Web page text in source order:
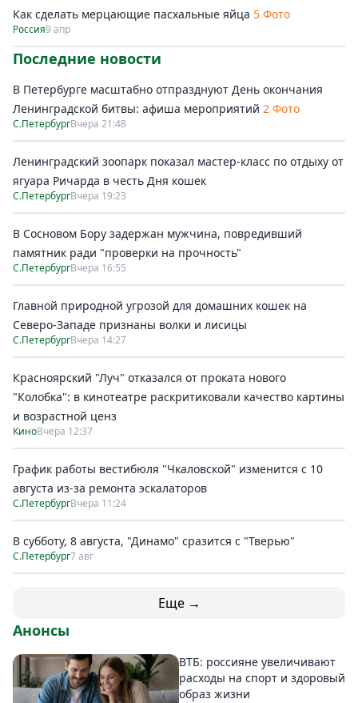
Как сделать мерцающие пасхальные яйца 5 Фото
Россия9 апр
Последние новости
В Петербурге масштабно отпразднуют День окончания
Ленинградской битвы: афиша мероприятий 2 Фото
С.ПетербургВчера 21:48
Ленинградский зоопарк показал мастер-класс по отдыху от
ягуара Ричарда в честь Дня кошек
С.ПетербургВчера 19:23
В Сосновом Бору задержан мужчина, повредивший
памятник ради "проверки на прочность"
С.ПетербургВчера 16:55
Главной природной угрозой для домашних кошек на
Северо-Западе признаны волки и лисицы
С.ПетербургВчера 14:27
Красноярский "Луч" отказался от проката нового
"Колобка": в кинотеатре раскритиковали качество картины
и возрастной ценз
КиноВчера 12:37
График работы вестибюля "Чкаловской" изменится с 10
августа из-за ремонта эскалаторов
С.ПетербургВчера 11:24
В субботу, 8 августа, "Динамо" сразится с "Тверью"
С.Петербург7 авг
Еще →
Анонсы
ВТБ: россияне увеличивают
расходы на спорт и здоровый
образ жизни